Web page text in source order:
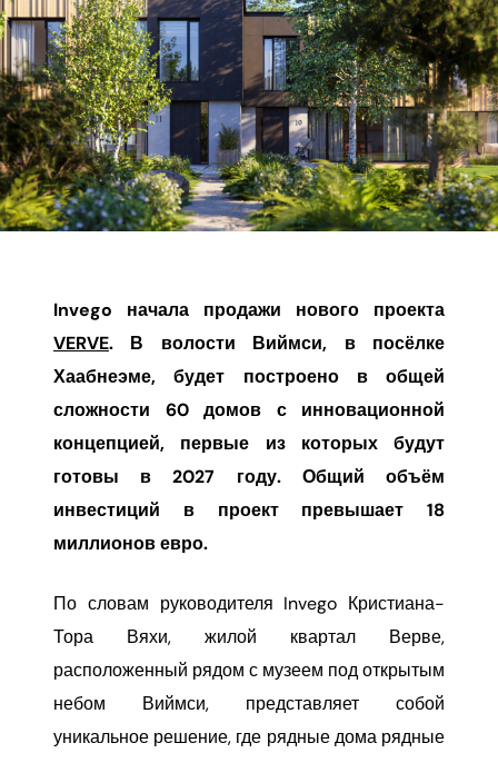
Invego начала продажи нового проекта
VERVE. В волости Виймси, в посёлке
Хаабнеэме, будет построено в общей
сложности 60 домов с инновационной
концепцией, первые из которых будут
готовы в 2027 году. Общий объём
инвестиций в проект превышает 18
миллионов евро.
По словам руководителя Invego Кристиана-
Тора Вяхи, жилой квартал Верве,
расположенный рядом с музеем под открытым
небом Виймси, представляет собой
уникальное решение, где рядные дома рядные